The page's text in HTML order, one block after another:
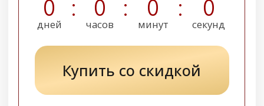
Благодаря этим упражнениям вы сможете
восстановить естественный ритм
мочеиспускания, уменьшить частоту
пробуждений, устранить чувство неполного
опорожнения мочевого пузыря, снять
воспаление, устранить жжение и
дискомфорт, наладить работу почек,
уменьшить отёки, улучшить водный баланс
организма, избавиться от тревожности